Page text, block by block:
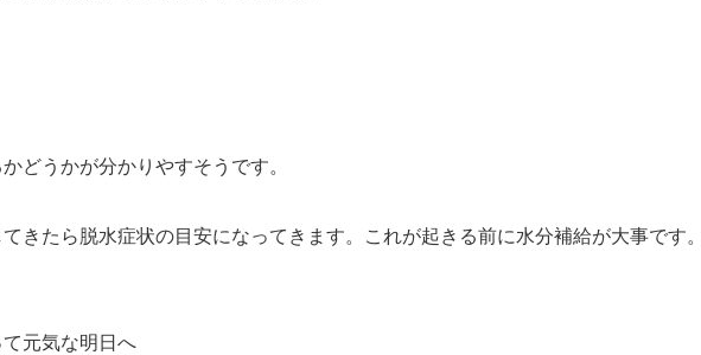
どうかが分かりやすそうです。
きたら脱水症状の目安になってきます。これが起きる前に水分補給が大事です。
元気な明日へ